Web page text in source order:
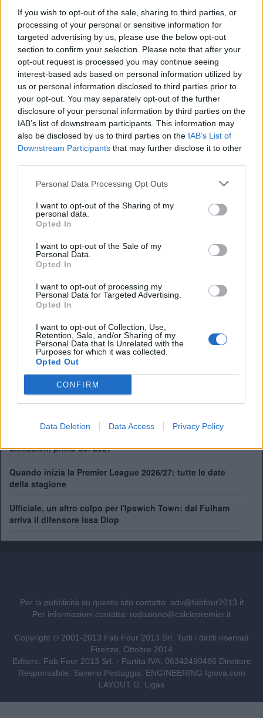
If you wish to opt-out of the sale, sharing to third parties, or
processing of your personal or sensitive information for
targeted advertising by us, please use the below opt-out
section to confirm your selection. Please note that after your
opt-out request is processed you may continue seeing
interest-based ads based on personal information utilized by
us or personal information disclosed to third parties prior to
your opt-out. You may separately opt-out of the further
disclosure of your personal information by third parties on the
IAB’s list of downstream participants. This information may
also be disclosed by us to third parties on the IAB’s List of
Downstream Participants that may further disclose it to other
Personal Data Processing Opt Outs
I want to opt-out of the Sharing of my
personal data.
Opted In
I want to opt-out of the Sale of my
Personal Data.
Opted In
I want to opt-out of processing my
Personal Data for Targeted Advertising.
Opted In
I want to opt-out of Collection, Use,
Retention, Sale, and/or Sharing of my
Personal Data that Is Unrelated with the
Purposes for which it was collected.
Opted Out
CONFIRM
Data Deletion Data Access Privacy Policy
prossima Premier League. Ma non solo, questa sarà la
giornata degli addi pesanti. Da Momo Salah ed Andy
Robertson al Liverpool, a quello diPep Guardiola, che ha
segnaro un’era nella parte blu di Manchester. Alcune
posizioni potrebbero davvero decidersi per un soffio, per
un gol. Sia in zona Europa, che in quella salvezza, c’è la
possibilità che qualche squadra arrivi a pari punti.
The final Matchweek of the 2025/26 season coming
your way 🎬pic.twitter.com/i5VpZxK9qS
— Premier League (@premierleague)May 24, 2026
I criteri
In questo caso subentrano quindi i criteri per decidere la
posizionein classifica. Le regole della Premier sono
chiare, è la differenza reti il primo elemento da prendere in
considerazione: “Se due squadre terminano con lo stesso
numero di punti, la loro posizione in classifica in Premier
League viene determinata
più punti negli scontri diretti e infine dalla squadra che ha
segnato più gol in trasferta negli scontri diretti.”
Perché Salah ha scelto il Trabzonspor: i motivi dietro il
trasferimento dell'ex Liverpool
LIVE - Riparte il mercato in Premier League: tutti gli
dimissioni prima del 2027
Quando inizia la Premier League 2026/27: tutte le date
della stagione
Ufficiale, un altro colpo per l'Ipswich Town: dal Fulham
arriva il difensore Issa Diop
Per la pubblicità su questo sito contatta: adv@fabfour2013.it
Per informazioni contatta: redazione@calciopremier.it
Copyright © 2001-2013 Fab Four 2013 Srl. Tutti i diritti riservati
Firenze, Ottobre 2014
Editore: Fab Four 2013 Srl. - Partita IVA: 06342490486 Direttore
Responsabile: Saverio Pestuggia. ENGINEERING fgiova.com
LAYOUT G. Ligas